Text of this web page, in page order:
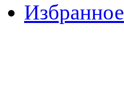
Избранное